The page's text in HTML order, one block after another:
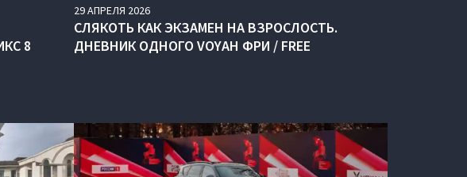
8
29АПРЕЛЯ 2026
СЛЯКОТЬ КАК ЭКЗАМЕН НА ВЗРОСЛОСТЬ.
ДНЕВНИК ОДНОГО VOYAH ФРИ / FREE